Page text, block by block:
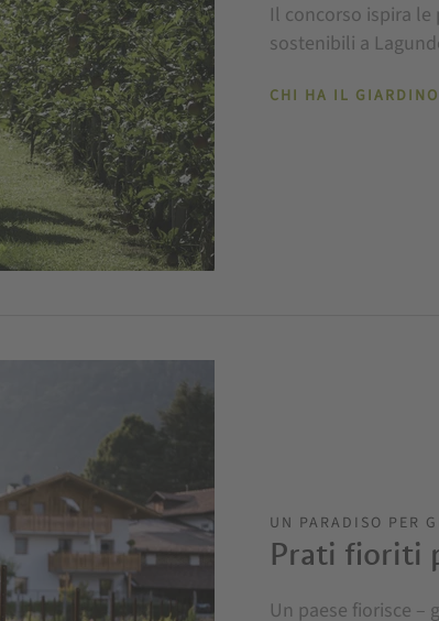
Il concorso ispira
sostenibili a
CHI HA IL
UN PARADISO PER
Prati fioriti
Un paese fiorisce –